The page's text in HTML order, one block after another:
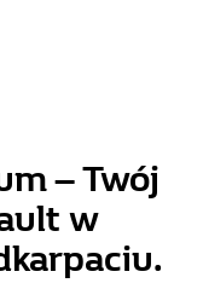
– Twój
w